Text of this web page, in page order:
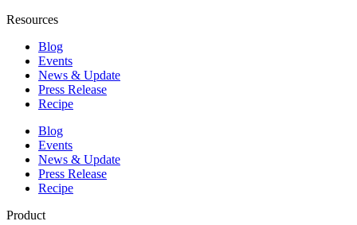
Resources
Blog
Events
News & Update
Press Release
Recipe
Blog
Events
News & Update
Press Release
Recipe
Product